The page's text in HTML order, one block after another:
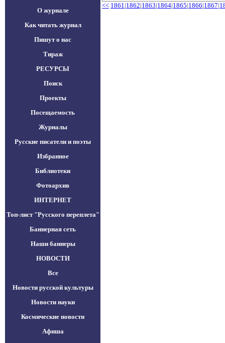
О журнале
Как читать журнал
Пишут о нас
Тираж
РЕСУРСЫ
Поиск
Проекты
Посещаемость
Журналы
Русские писатели и поэты
Избранное
Библиотеки
Фотоархив
ИНТЕРНЕТ
Топ-лист "Русского переплета"
Баннерная сеть
Наши баннеры
НОВОСТИ
Все
Новости русской культуры
Новости науки
Космические новости
Афиша
<< 1861|1862|1863|1864|1865|1866|1867|